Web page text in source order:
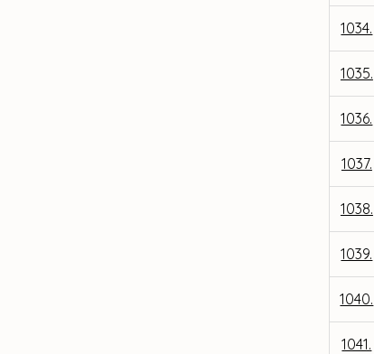
1034.
1035.
1036.
1037.
1038.
1039.
1040.
1041.